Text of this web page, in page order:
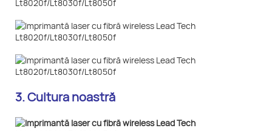
3. Cultura noastră